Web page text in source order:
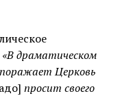
«В драматическом
Церковь
просит своего